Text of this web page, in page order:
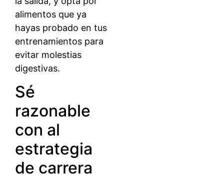
alimentos que ya
hayas probado en tus
entrenamientos para
evitar molestias
digestivas.
Sé
razonable
con al
estrategia
de carrera